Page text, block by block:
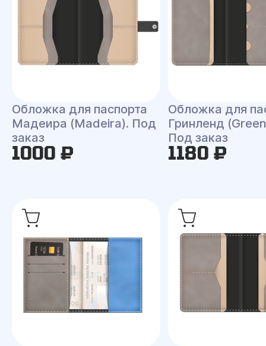
Обложка для паспорта
Мадеира (Madeira). Под
заказ
1000 ₽
Обложка для
Гринленд
Под заказ
1180 ₽